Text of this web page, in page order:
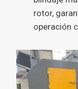
rotor,
operación